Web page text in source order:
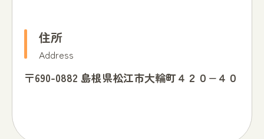
住所
Address
〒690-0882 島根県松江市大輪町４２０−４０